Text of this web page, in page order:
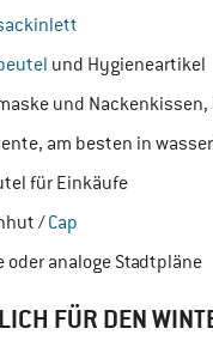
und Hygieneartikel
und Nackenkissen,
am besten in
für Einkäufe
/Cap
oder analoge Stadtpläne
FÜR DEN